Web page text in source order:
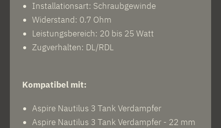
Installationsart: Schraubgewinde
Widerstand: 0.7 Ohm
Leistungsbereich: 20 bis 25 Watt
Zugverhalten: DL/RDL
Kompatibel mit:
Aspire Nautilus 3 Tank Verdampfer
Aspire Nautilus 3 Tank Verdampfer - 22 mm